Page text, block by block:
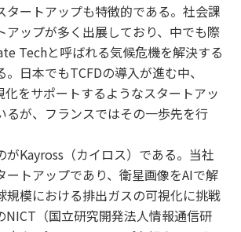
ートアップも特徴的である。社会課
アップが多く出展しており、中でも際
Techと呼ばれる気候危機を解決する
日本でもTCFDの導入が進む中、
化をサポートするようなスタートアッ
るが、フランスではその一歩先を行
Kayross（カイロス）である。当社
ートアップであり、衛星画像をAIで解
規模における排出ガスの可視化に挑戦
NICT（国立研究開発法人情報通信研